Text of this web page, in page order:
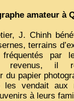
amateur à
J. Chinh
terrains
par
revenus, il
du papier
vendait aux
à leurs